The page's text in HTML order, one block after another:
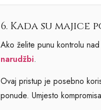
6. Kada su
Ako želite punu kontrolu
narudžbi.
Ovaj pristup je posebno
ponude. Umjesto